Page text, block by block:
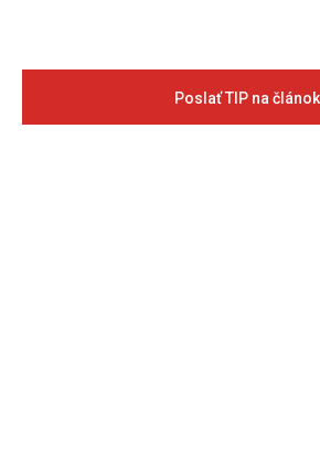
Poslať TIP na článok